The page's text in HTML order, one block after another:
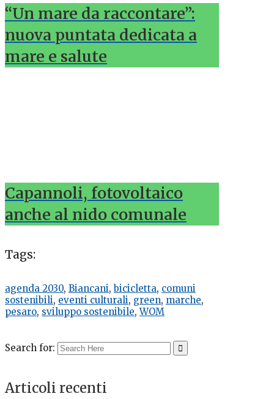
“Un mare da raccontare”:
nuova puntata dedicata a
mare e salute
Capannoli, fotovoltaico
anche al nido comunale
Tags:
agenda 2030, Biancani, bicicletta, comuni
sostenibili, eventi culturali, green, marche,
pesaro, sviluppo sostenibile,WOM
Search for:
Articoli recenti